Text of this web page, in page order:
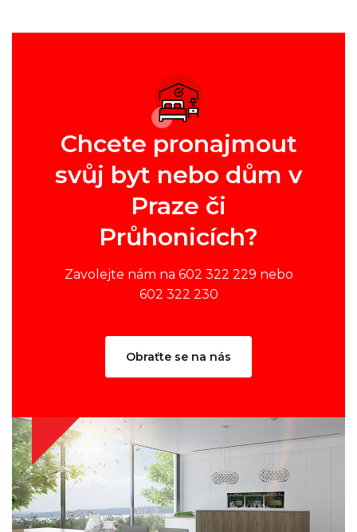
Chcete pronajmout
svůj byt nebo dům v
Praze či
Průhonicích?
Zavolejte nám na 602 322 229 nebo
602 322 230
Obraťte se na nás